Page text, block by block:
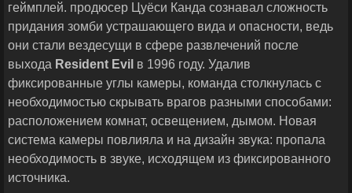
геймплей. продюсер Цуёси Канда сознавал сложность
придания зомби устрашающего вида и опасности, ведь
они стали вездесущи в сфере развлечений после
выхода Resident Evil в 1996 году. Удалив
фиксированные углы камеры, команда столкнулась с
необходимостью скрывать врагов разными способами:
расположением комнат, освещением, дымом. Новая
система камеры повлияла и на дизайн звука: пропала
необходимость в звуке, исходящем из фиксированного
источника.